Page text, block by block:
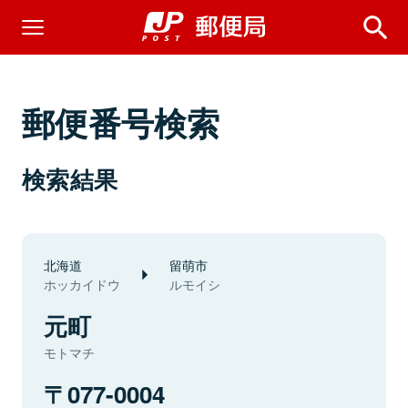
郵便番号検索
検索結果
北海道
ホッカイドウ
留萌市
ルモイシ
元町
モトマチ
077-0004